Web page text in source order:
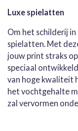
Luxe spielatten
Om het schilderij
spielatten. Met
jouw print straks
speciaal
van hoge kwaliteit
het vochtgehalte
zal vervormen